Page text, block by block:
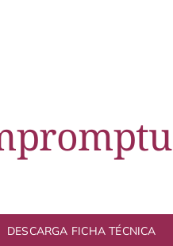
DESCARGA FICHA TÉCNICA